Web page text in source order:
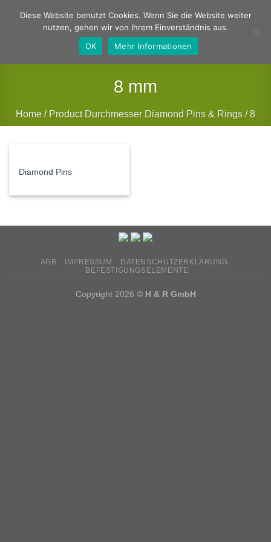
8 mm
Home / Product Durchmesser Diamond Pins & Rings /8
mm
Diamond Pins
AGB IMPRESSUM
DATENSCHUTZERKLÄRUNG
BEFESTIGUNGSELEMENTE
Copyright 2026 © H & R GmbH
Diese Website benutzt Cookies. Wenn Sie die Website weiter
nutzen, gehen wir von Ihrem Einverständnis aus.
OK
Mehr Informationen